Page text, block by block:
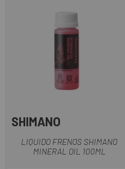
SHIMANO
LIQUIDO FRENOS SHIMANO
MINERAL OIL 100ML